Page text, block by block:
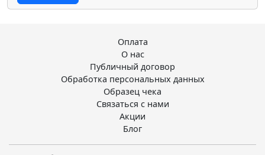
Оплата
О нас
Публичный договор
Обработка персональных данных
Образец чека
Связаться с нами
Акции
Блог